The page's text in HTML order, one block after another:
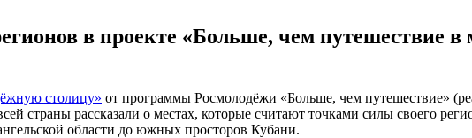
в проекте «Больше, чем путешествие
столицу» от программы Росмолодёжи «Больше, чем путешествие»
страны рассказали о местах, которые считают точками силы своего
области до южных просторов Кубани.